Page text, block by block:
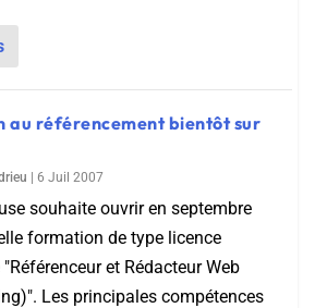
au référencement bientôt sur
6 Juil 2007
souhaite ouvrir en septembre
formation de type licence
et Rédacteur Web
Les principales compétences